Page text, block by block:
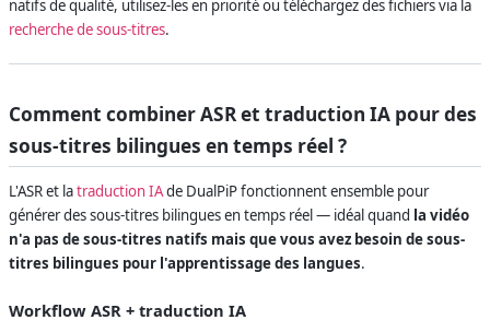
natifs de qualité, utilisez-les en priorité ou téléchargez des fichiers via la
recherche de sous-titres.
Comment combiner ASR et traduction IA pour des
sous-titres bilingues en temps réel ?
L'ASR et latraduction IAde DualPiP fonctionnent ensemble pour
générer des sous-titres bilingues en temps réel — idéal quand la vidéo
n'a pas de sous-titres natifs mais que vous avez besoin de sous-
titres bilingues pour l'apprentissage des langues.
Workflow ASR + traduction IA